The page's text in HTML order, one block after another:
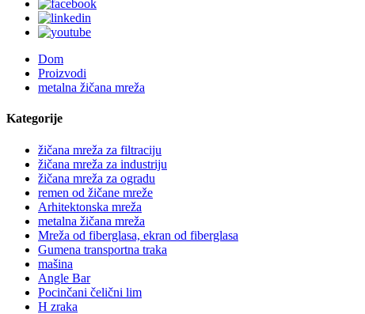
Dom
Proizvodi
metalna žičana mreža
Kategorije
žičana mreža za filtraciju
žičana mreža za industriju
žičana mreža za ogradu
remen od žičane mreže
Arhitektonska mreža
metalna žičana mreža
Mreža od fiberglasa, ekran od fiberglasa
Gumena transportna traka
mašina
Angle Bar
Pocinčani čelični lim
H zraka